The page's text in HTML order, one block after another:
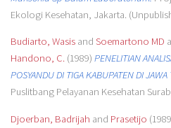
Ekologi Kesehatan, Jakarta.
Budiarto, Wasisand Soemartono MD
Handono, C.(1989) PENELITIAN
POSYANDU DI TIGA KABUPATEN DI JAWA
Puslitbang Pelayanan Kesehatan
Djoerban, Badrijah and Prasetijo